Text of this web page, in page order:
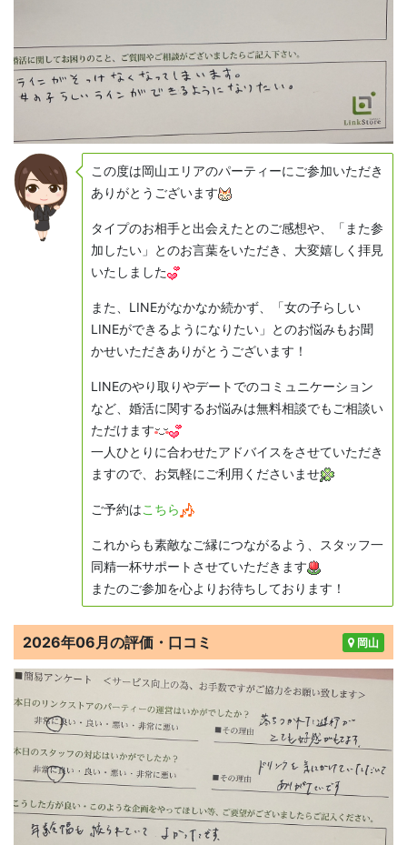
この度は岡山エリアのパーティーにご参加いただき
ありがとうございます
タイプのお相手と出会えたとのご感想や、「また参
加したい」とのお言葉をいただき、大変嬉しく拝見
いたしました
また、LINEがなかなか続かず、「女の子らしい
LINEができるようになりたい」とのお悩みもお聞
かせいただきありがとうございます！
LINEのやり取りやデートでのコミュニケーション
など、婚活に関するお悩みは無料相談でもご相談い
ただけます
一人ひとりに合わせたアドバイスをさせていただき
ますので、お気軽にご利用くださいませ
ご予約はこちら
これからも素敵なご縁につながるよう、スタッフ一
同精一杯サポートさせていただきます
またのご参加を心よりお待ちしております！
岡山
2026年06月の評価・口コミ